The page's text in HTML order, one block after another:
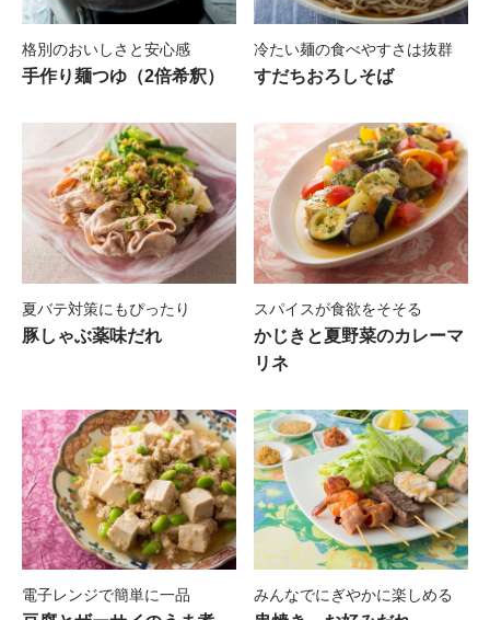
格別のおいしさと安心感
手作り麺つゆ（2倍希釈）
冷たい麺の食べやすさは抜群
すだちおろしそば
夏バテ対策にもぴったり
豚しゃぶ薬味だれ
スパイスが食欲をそそる
かじきと夏野菜のカレーマ
リネ
電子レンジで簡単に一品 みんなでにぎやかに楽しめる